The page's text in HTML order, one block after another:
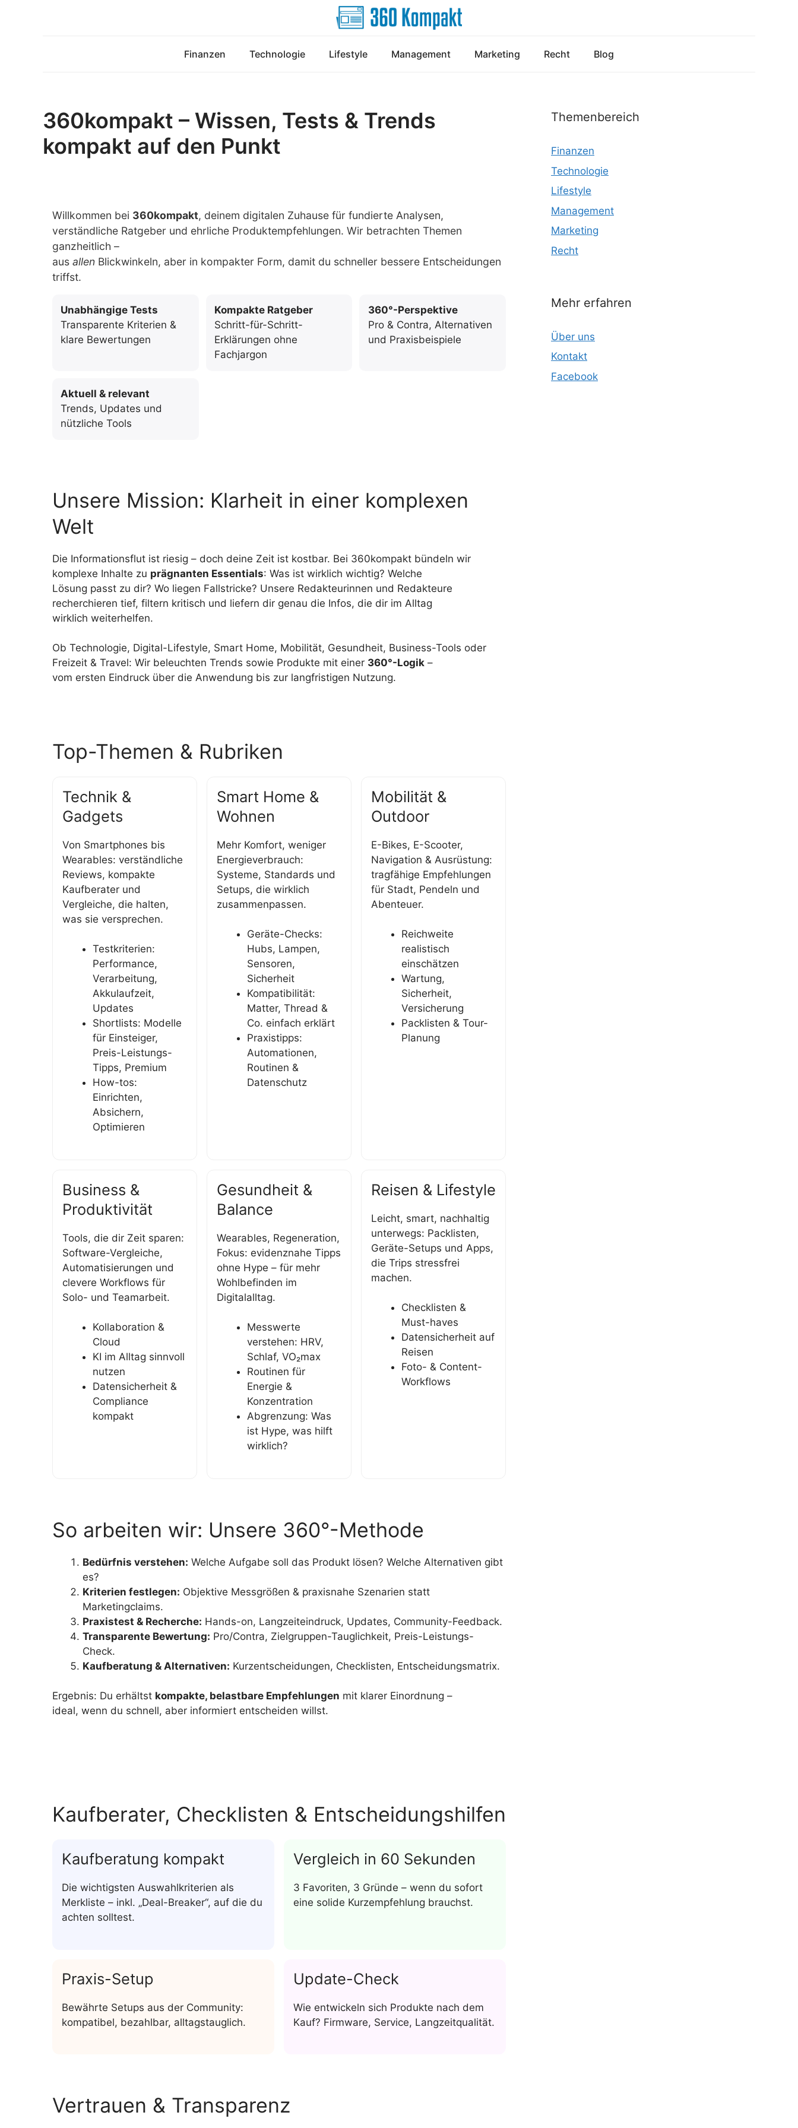
Finanzen
Technologie Lifestyle Management Marketing Recht Blog
360kompakt – Wissen, Tests & Trends
kompakt auf den Punkt
Willkommen bei 360kompakt, deinem digitalen Zuhause für fundierte Analysen,
verständliche Ratgeber und ehrliche Produktempfehlungen. Wir betrachten Themen
ganzheitlich –
aus allen Blickwinkeln, aber in kompakter Form, damit du schneller bessere Entscheidungen
triffst.
Unabhängige Tests
Transparente Kriterien &
klare Bewertungen
Kompakte Ratgeber
Schritt-für-Schritt-
Erklärungen ohne
Fachjargon
360°-Perspektive
Pro & Contra, Alternativen
und Praxisbeispiele
Aktuell & relevant
Trends, Updates und
nützliche Tools
Unsere Mission: Klarheit in einer komplexen
Welt
Die Informationsflut ist riesig – doch deine Zeit ist kostbar. Bei 360kompakt bündeln wir
komplexe Inhalte zu prägnanten Essentials: Was ist wirklich wichtig? Welche
Lösung passt zu dir? Wo liegen Fallstricke? Unsere Redakteurinnen und Redakteure
recherchieren tief, filtern kritisch und liefern dir genau die Infos, die dir im Alltag
wirklich weiterhelfen.
Ob Technologie, Digital-Lifestyle, Smart Home, Mobilität, Gesundheit, Business-Tools oder
Freizeit & Travel: Wir beleuchten Trends sowie Produkte mit einer 360°-Logik –
vom ersten Eindruck über die Anwendung bis zur langfristigen Nutzung.
Top-Themen & Rubriken
Technik &
Gadgets
Von Smartphones bis
Wearables: verständliche
Reviews, kompakte
Kaufberater und
Vergleiche, die halten,
was sie versprechen.
Testkriterien:
Performance,
Verarbeitung,
Akkulaufzeit,
Updates
Shortlists: Modelle
für Einsteiger,
Preis-Leistungs-
Tipps, Premium
How-tos:
Einrichten,
Absichern,
Optimieren
Smart Home &
Wohnen
Mehr Komfort, weniger
Energieverbrauch:
Systeme, Standards und
Setups, die wirklich
zusammenpassen.
Geräte-Checks:
Hubs, Lampen,
Sensoren,
Sicherheit
Kompatibilität:
Matter, Thread &
Co. einfach erklärt
Praxistipps:
Automationen,
Routinen &
Datenschutz
Mobilität &
Outdoor
E-Bikes, E-Scooter,
Navigation & Ausrüstung:
tragfähige Empfehlungen
für Stadt, Pendeln und
Abenteuer.
Reichweite
realistisch
einschätzen
Wartung,
Sicherheit,
Versicherung
Packlisten & Tour-
Planung
Business &
Produktivität
Tools, die dir Zeit sparen:
Software-Vergleiche,
Automatisierungen und
clevere Workflows für
Solo- und Teamarbeit.
Kollaboration &
Cloud
KI im Alltag sinnvoll
nutzen
Datensicherheit &
Compliance
kompakt
Gesundheit &
Balance
Wearables, Regeneration,
Fokus: evidenznahe Tipps
ohne Hype – für mehr
Wohlbefinden im
Digitalalltag.
Messwerte
verstehen: HRV,
Schlaf, VO₂max
Routinen für
Energie &
Konzentration
Abgrenzung: Was
ist Hype, was hilft
wirklich?
Reisen & Lifestyle
Leicht, smart, nachhaltig
unterwegs: Packlisten,
Geräte-Setups und Apps,
die Trips stressfrei
machen.
Checklisten &
Must-haves
Datensicherheit auf
Reisen
Foto- & Content-
Workflows
So arbeiten wir: Unsere 360°-Methode
Bedürfnis verstehen: Welche Aufgabe soll das Produkt lösen? Welche Alternativen gibt
es?
Kriterien festlegen: Objektive Messgrößen & praxisnahe Szenarien statt
Marketingclaims.
Praxistest & Recherche: Hands-on, Langzeiteindruck, Updates, Community-Feedback.
Transparente Bewertung: Pro/Contra, Zielgruppen-Tauglichkeit, Preis-Leistungs-
Check.
Kaufberatung & Alternativen: Kurzentscheidungen, Checklisten, Entscheidungsmatrix.
Ergebnis: Du erhältst kompakte, belastbare Empfehlungen mit klarer Einordnung –
ideal, wenn du schnell, aber informiert entscheiden willst.
Kaufberater, Checklisten & Entscheidungshilfen
Kaufberatung kompakt
Die wichtigsten Auswahlkriterien als
Merkliste – inkl. „Deal-Breaker“, auf die du
achten solltest.
Vergleich in 60 Sekunden
3 Favoriten, 3 Gründe – wenn du sofort
eine solide Kurzempfehlung brauchst.
Praxis-Setup
Bewährte Setups aus der Community:
kompatibel, bezahlbar, alltagstauglich.
Update-Check
Wie entwickeln sich Produkte nach dem
Kauf? Firmware, Service, Langzeitqualität.
Vertrauen & Transparenz
Themenbereich
Finanzen
Technologie
Lifestyle
Management
Marketing
Recht
Mehr erfahren
Über uns
Kontakt
Facebook